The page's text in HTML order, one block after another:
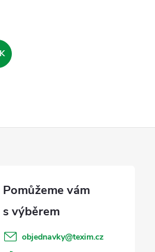
objednavky@texim.cz